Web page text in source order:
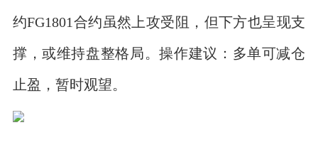
约FG1801合约虽然上攻受阻，但下方也呈现支
撑，或维持盘整格局。操作建议：多单可减仓
止盈，暂时观望。